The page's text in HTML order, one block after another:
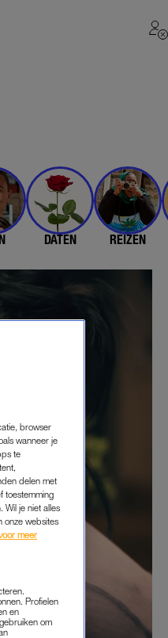
DATEN REIZEN
browser
wanneer je
te
delen met
toestemming
Wil je niet alles
onze websites
meer
Profielen
en
om